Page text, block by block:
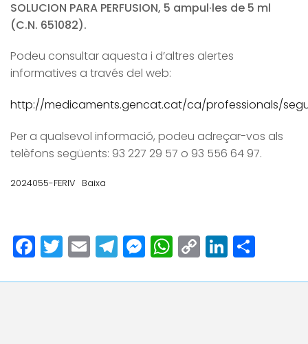
SOLUCION PARA PERFUSION, 5 ampul·les de 5 ml
(C.N. 651082).
Podeu consultar aquesta i d’altres alertes
informatives a través del web:
http://medicaments.gencat.cat/ca/professionals/
Per a qualsevol informació, podeu adreçar-vos als
telèfons següents: 93 227 29 57 o 93 556 64 97.
2024055-FERIV Baixa
Facebook
Twitter
EmailTelegram
Messenger
WhatsApp
Copy
Link